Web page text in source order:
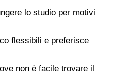
lo studio per motivi
flessibili e preferisce
non è facile trovare il